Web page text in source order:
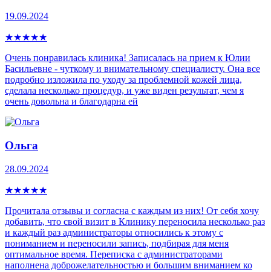
19.09.2024
★★★★★
Очень понравилась клиника! Записалась на прием к Юлии
Басильевне - чуткому и внимательному специалисту. Она все
подробно изложила по уходу за проблемной кожей лица,
сделала несколько процедур, и уже виден результат, чем я
очень довольна и благодарна ей
Ольга
28.09.2024
★★★★★
Прочитала отзывы и согласна с каждым из них! От себя хочу
добавить, что свой визит в Клинику переносила несколько раз
и каждый раз администраторы относились к этому с
пониманием и переносили запись, подбирая для меня
оптимальное время. Переписка с администраторами
наполнена доброжелательностью и большим вниманием ко